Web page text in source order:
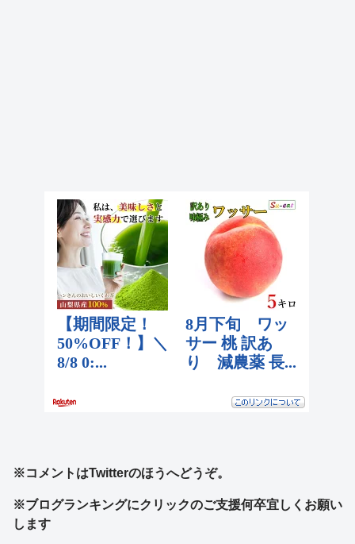
※コメントはTwitterのほうへどうぞ。
※ブログランキングにクリックのご支援何卒宜しくお願い
します